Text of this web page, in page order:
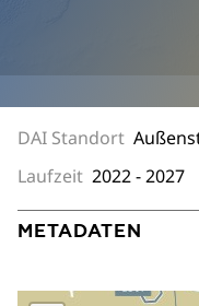
DAI Standort
Laufzeit 2022 - 2027
METADATEN